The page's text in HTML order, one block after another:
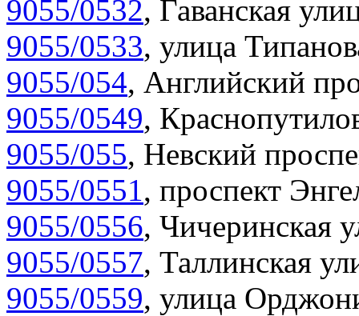
9055/0532, Гаванская
9055/0533, улица
9055/054, Английский
9055/0549,
9055/055, Невский
9055/0551, проспект
9055/0556, Чичеринская
9055/0557, Таллинская
9055/0559, улица